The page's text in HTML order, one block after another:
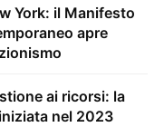
York: il Manifesto
apre
ai ricorsi: la
nel 2023